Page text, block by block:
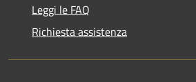
Leggi le FAQ
Richiesta assistenza